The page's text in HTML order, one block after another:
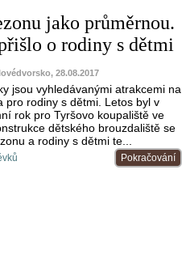
jako průměrnou.
o rodiny s dětmi
28.08.2017
jsou vyhledávanými atrakcemi na
pro rodiny s dětmi. Letos byl v
rok pro Tyršovo koupaliště ve
dětského brouzdaliště se
a rodiny s dětmi te...
Pokračování